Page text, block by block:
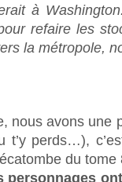
à
refaire les
la métropole,
nous avons une
t’y perds…),
du tome
personnages